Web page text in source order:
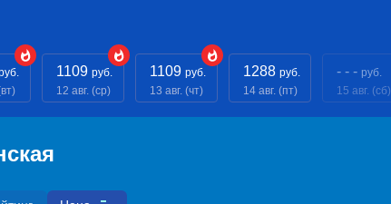
1109 руб.
12 авг. (ср)
1109 руб.
13 авг. (чт)
1288 руб.
14 авг. (пт)
- - - руб.
15 авг. (сб)